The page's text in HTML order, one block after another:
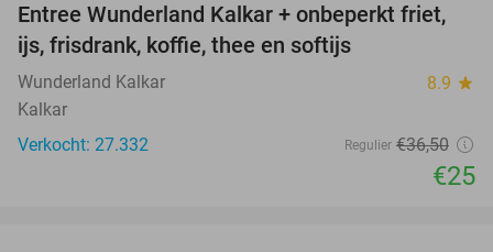
32%
Entree Wunderland Kalkar + onbeperkt friet,
ijs, frisdrank, koffie, thee en softijs
Wunderland Kalkar 8.9 star
Kalkar
Verkocht: 27.332
Regulier €36,50
€25